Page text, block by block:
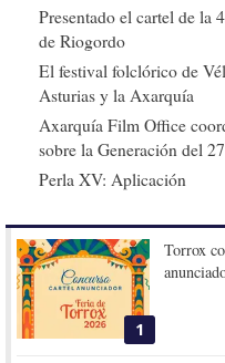
Presentado el cartel de la
de Riogordo
El festival folclórico de
Asturias y la Axarquía
Axarquía Film Office
sobre la Generación del
Perla XV: Aplicación
1
Torrox